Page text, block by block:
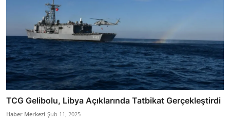
TCG Gelibolu, Libya Açıklarında Tatbikat Gerçekleştirdi
Haber Merkezi Şub 11, 2025